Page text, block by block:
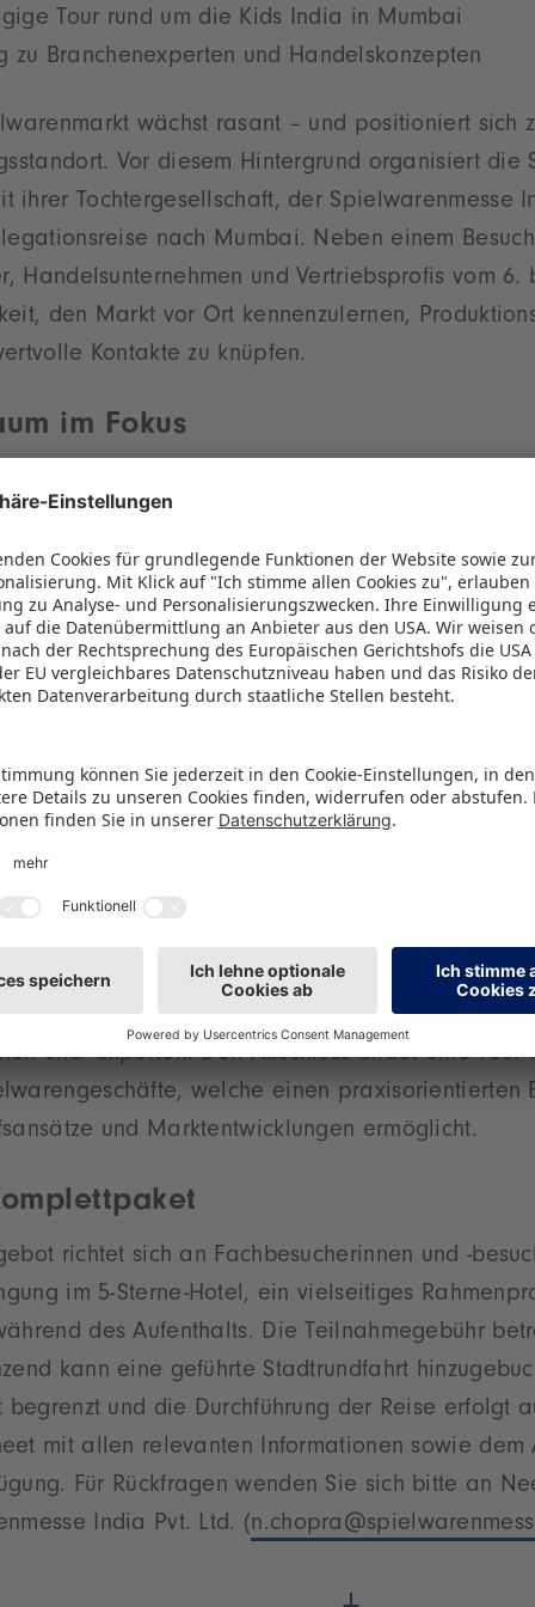
Tour rund um die Kids India in Mumbai
zu Branchenexperten und Handelskonzepten
wächst rasant – und positioniert sich
Vor diesem Hintergrund organisiert die
ihrer Tochtergesellschaft, der Spielwarenmesse
nach Mumbai. Neben einem
Handelsunternehmen und Vertriebsprofis vom 6.
den Markt vor Ort kennenzulernen,
Kontakte zu knüpfen.
im Fokus
des indischen Spielwarenmarkts. „Diese Reise
sich intensiv mit einem der dynamischsten
der Welt auseinanderzusetzen – praxisnah,
steht die Ausrichtung auf die Bedürfnisse der
maximalen Mehrwert zu gewährleisten“,
der Spielwarenmesse eG. Den Auftakt
aktuelle Trends, „Made in India“-
kennenlernen. Persönlich vereinbarte B2B-
runden den Tag ab. Am 7. Oktober stehen
dem Programm, bei denen die Delegation direkt
erhält. Der 8. Oktober widmet sich
In einem Workshop werden
gefolgt von einer Paneldiskussion mit
und -experten. Den Abschluss bildet eine Tour
welche einen praxisorientierten
und Marktentwicklungen ermöglicht.
richtet sich an Fachbesucherinnen und -
im 5-Sterne-Hotel, ein vielseitiges
des Aufenthalts. Die Teilnahmegebühr
kann eine geführte Stadtrundfahrt
begrenzt und die Durchführung der Reise erfolgt
mit allen relevanten Informationen sowie dem
Für Rückfragen wenden Sie sich bitte an
India Pvt. Ltd. (